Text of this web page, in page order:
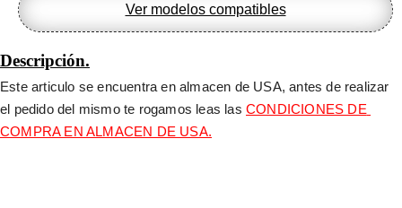
Ver modelos compatibles
Descripción.
Este articulo se encuentra en almacen de USA, antes de realizar
el pedido del mismo te rogamos leas las CONDICIONES DE
COMPRA EN ALMACEN DE USA.